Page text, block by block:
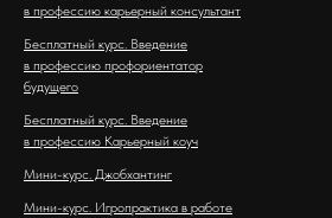
в профессию карьерный консультант
Бесплатный курс. Введение
в профессию профориентатор
будущего
Бесплатный курс. Введение
в профессию Карьерный коуч
Мини-курс. Джобхантинг
Мини-курс. Игропрактика в работе